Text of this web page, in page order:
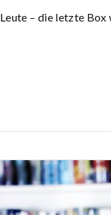
Leute – die letzte Box